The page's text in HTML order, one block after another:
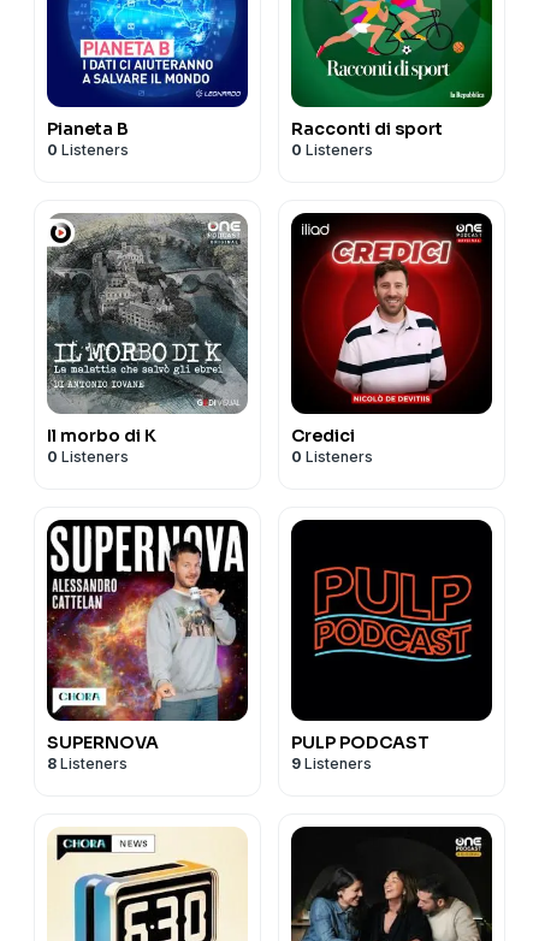
Pianeta B
0 Listeners
Racconti di sport
0 Listeners
Il morbo di K
0 Listeners
Credici
0 Listeners
SUPERNOVA
8 Listeners
PULP PODCAST
9 Listeners